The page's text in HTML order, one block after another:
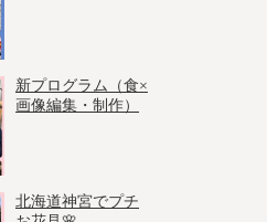
新プログラム（食×
画像編集・制作）
北海道神宮でプチ